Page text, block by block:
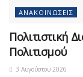
ΑΝΑΚΟΙΝΏΣΕΙΣ
Πολιτιστική
Πολιτισμού
3 Αυγούστου 2026